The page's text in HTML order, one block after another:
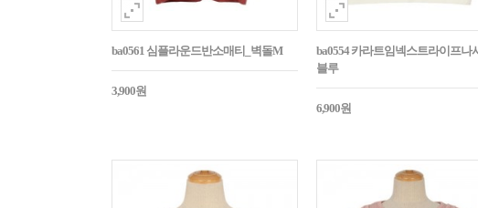
ba0561 심플라운드반소매티_벽돌M
3,900원
ba0554 카라트임넥스트라이프나
블루
6,900원